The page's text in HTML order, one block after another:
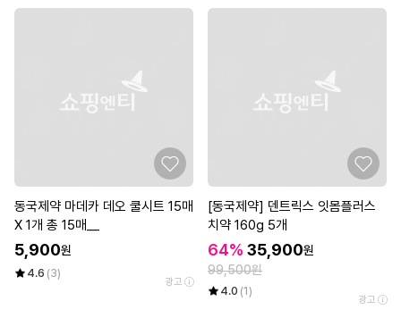
동국제약 마데카 데오 쿨시트 15매
X 1개 총 15매__
5,900원
4.6 (3)
광고
[동국제약] 덴트릭스 잇몸플러스
치약 160g 5개
64% 35,900원
99,500원
4.0 (1)
광고